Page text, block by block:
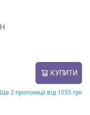
КУПИТИ
Ще 2 пропозиції від 1055 грн